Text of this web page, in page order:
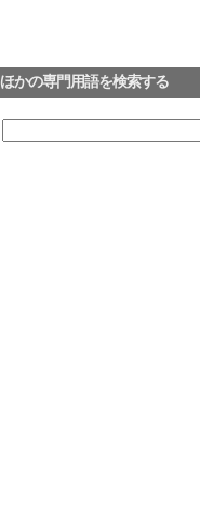
ほかの専門用語を検索する